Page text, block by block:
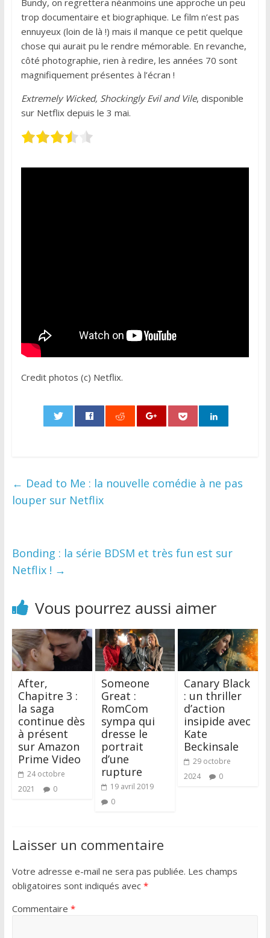
Bundy, on regrettera néanmoins une approche un peu
trop documentaire et biographique. Le film n’est pas
ennuyeux (loin de là !) mais il manque ce petit quelque
chose qui aurait pu le rendre mémorable. En revanche,
côté photographie, rien à redire, les années 70 sont
magnifiquement présentes à l’écran !
Extremely Wicked, Shockingly Evil and Vile, disponible
sur Netflix depuis le 3 mai.
Credit photos (c) Netflix.
← Dead to Me : la nouvelle comédie à ne pas
louper sur Netflix
Bonding : la série BDSM et très fun est sur
Netflix ! →
Vous pourrez aussi aimer
After,
Chapitre 3 :
la saga
continue dès
à présent
sur Amazon
Prime Video
24 octobre
2021
0
Someone
Great :
RomCom
sympa qui
dresse le
portrait
d’une
rupture
19 avril 2019
0
Canary Black
: un thriller
d’action
insipide avec
Kate
Beckinsale
29 octobre
2024
0
Laisser un commentaire
Votre adresse e-mail ne sera pas publiée. Les champs
obligatoires sont indiqués avec *
Commentaire *